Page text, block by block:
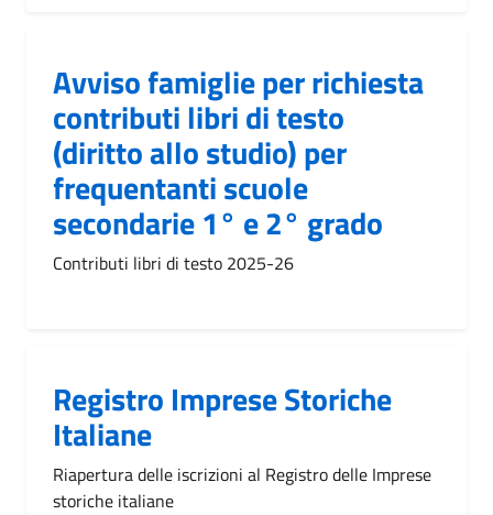
Avviso famiglie per richiesta
contributi libri di testo
(diritto allo studio) per
frequentanti scuole
secondarie 1° e 2° grado
Contributi libri di testo 2025-26
Registro Imprese Storiche
Italiane
Riapertura delle iscrizioni al Registro delle Imprese
storiche italiane